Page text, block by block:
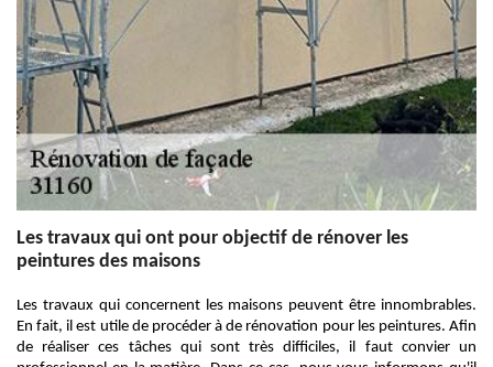
Les travaux qui ont pour objectif de rénover les
peintures des maisons
Les travaux qui concernent les maisons peuvent être innombrables.
En fait, il est utile de procéder à de rénovation pour les peintures. Afin
de réaliser ces tâches qui sont très difficiles, il faut convier un